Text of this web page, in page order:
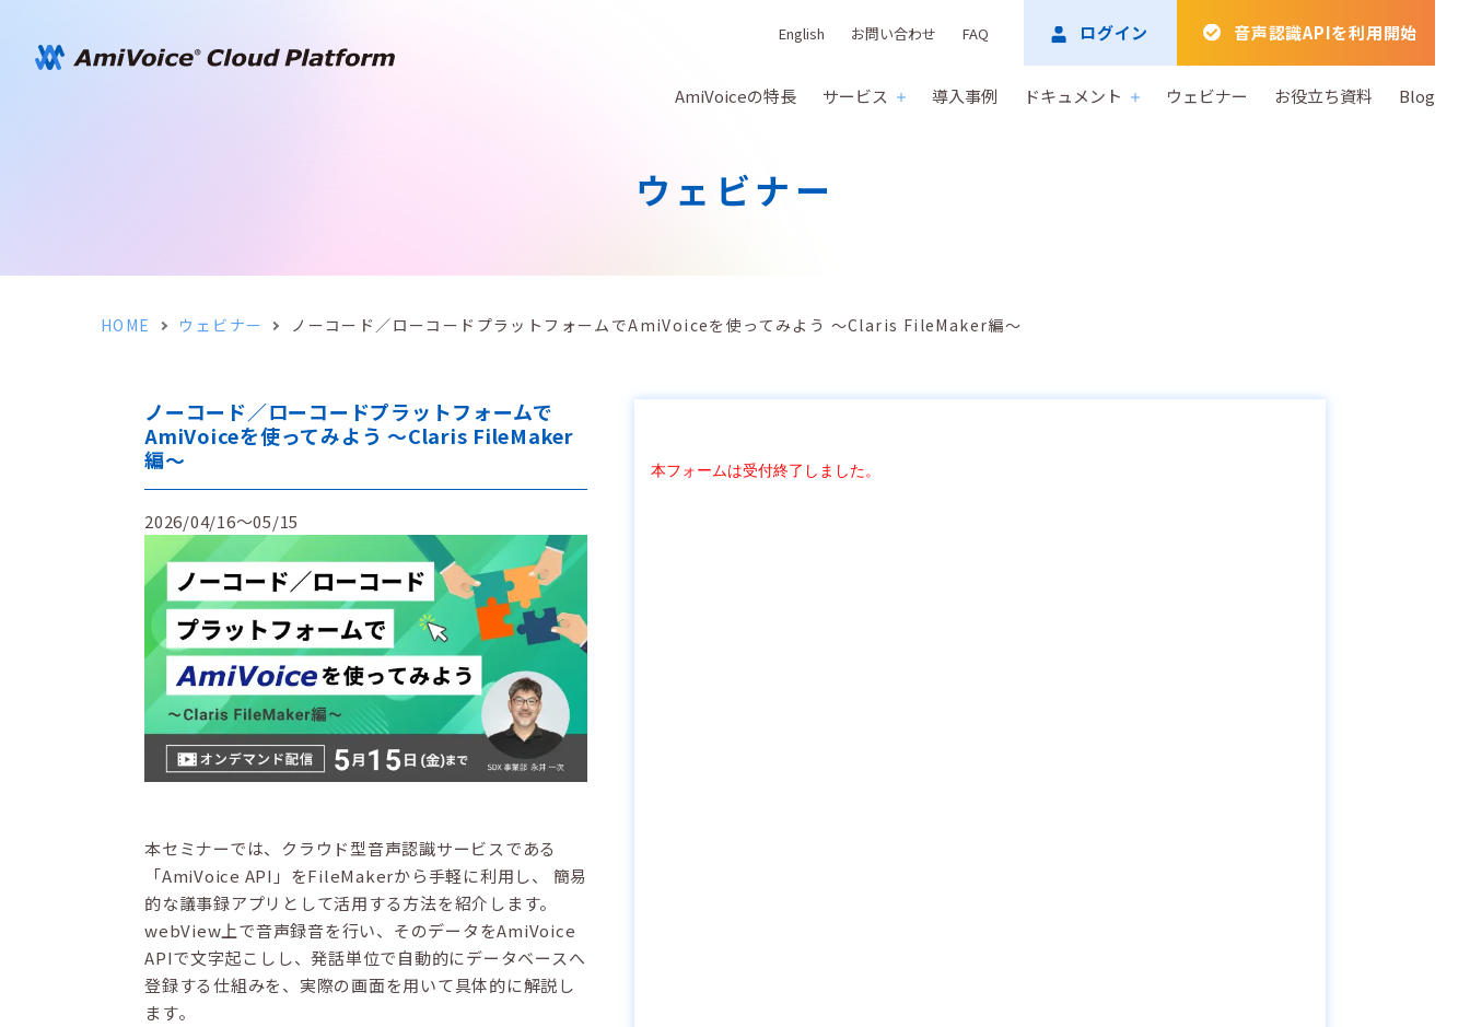
AmiVoiceの特長 サービス 導入事例 ドキュメント ウェビナー お役立ち資料 Blog
English お問い合わせ FAQ ログイン 音声認識APIを利用開始
ウェビナー
HOME ウェビナー ノーコード／ローコードプラットフォームでAmiVoiceを使ってみよう ～Claris FileMaker編～
ノーコード／ローコードプラットフォームで
AmiVoiceを使ってみよう ～Claris FileMaker
編～
2026/04/16～05/15
本セミナーでは、クラウド型音声認識サービスである
「AmiVoice API」をFileMakerから手軽に利用し、 簡易
的な議事録アプリとして活用する方法を紹介します。
webView上で音声録音を行い、そのデータをAmiVoice
APIで文字起こしし、発話単位で自動的にデータベースへ
登録する仕組みを、実際の画面を用いて具体的に解説し
ます。